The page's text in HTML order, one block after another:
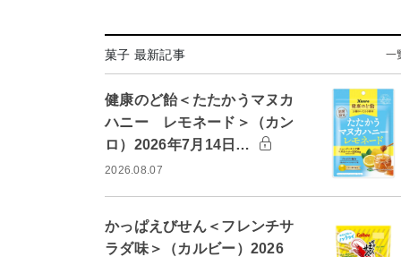
菓子 最新記事 一
健康のど飴＜たたかうマヌカ
ハニー レモネード＞（カン
ロ）2026年7月14日…
2026.08.07
かっぱえびせん＜フレンチサ
ラダ味＞（カルビー）2026